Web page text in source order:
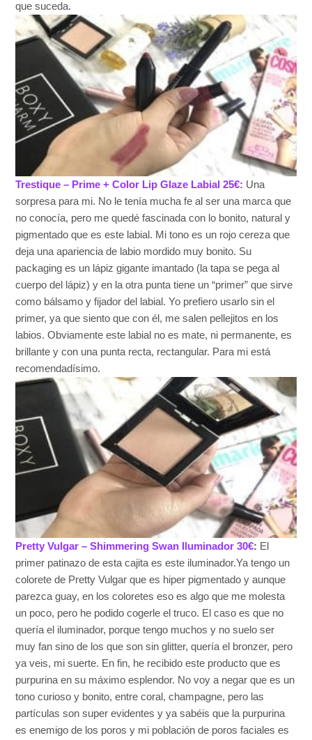
que suceda.
Trestique – Prime + Color Lip Glaze Labial 25€: Una
sorpresa para mi. No le tenía mucha fe al ser una marca que
no conocía, pero me quedé fascinada con lo bonito, natural y
pigmentado que es este labial. Mi tono es un rojo cereza que
deja una apariencia de labio mordido muy bonito. Su
packaging es un lápiz gigante imantado (la tapa se pega al
cuerpo del lápiz) y en la otra punta tiene un “primer” que sirve
como bálsamo y fijador del labial. Yo prefiero usarlo sin el
primer, ya que siento que con él, me salen pellejitos en los
labios. Obviamente este labial no es mate, ni permanente, es
brillante y con una punta recta, rectangular. Para mi está
recomendadísimo.
Pretty Vulgar – Shimmering Swan Iluminador 30€: El
primer patinazo de esta cajita es este iluminador.Ya tengo un
colorete de Pretty Vulgar que es hiper pigmentado y aunque
parezca guay, en los coloretes eso es algo que me molesta
un poco, pero he podido cogerle el truco. El caso es que no
quería el iluminador, porque tengo muchos y no suelo ser
muy fan sino de los que son sin glitter, quería el bronzer, pero
ya veis, mi suerte. En fin, he recibido este producto que es
purpurina en su máximo esplendor. No voy a negar que es un
tono curioso y bonito, entre coral, champagne, pero las
partículas son super evidentes y ya sabéis que la purpurina
es enemigo de los poros y mi población de poros faciales es